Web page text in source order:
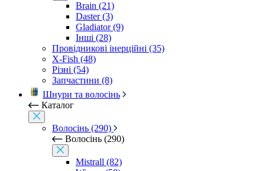
Brain (21)
Daster (3)
Gladiator (9)
Інші (28)
Провідникові інерційні (35)
X-Fish (48)
Різні (54)
Запчастини (8)
Шнури та волосінь
Каталог
Волосінь (290)
Волосінь (290)
Mistrall (82)